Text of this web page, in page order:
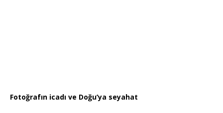
Fotoğrafın icadı ve Doğu’ya seyahat